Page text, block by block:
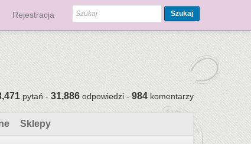
Rejestracja Szukaj
pytań -31,886odpowiedzi -984komentarzy
Sklepy